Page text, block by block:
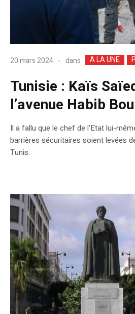
20 mars 2024 dans A LA UNE
Tunisie : Kaïs
l’avenue Habib
Il a fallu que le chef de l’Etat lui-
barrières sécuritaires soient levées
Tunis.